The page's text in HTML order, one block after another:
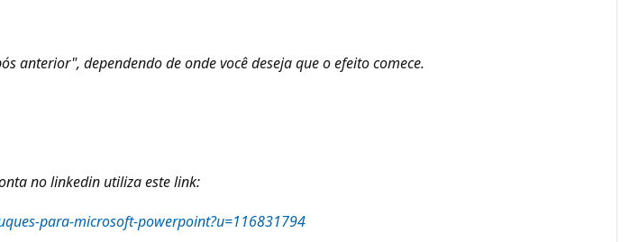
anterior", dependendo de onde você deseja que o efeito comece.
no linkedin utiliza este link:
para-microsoft-powerpoint?u=116831794